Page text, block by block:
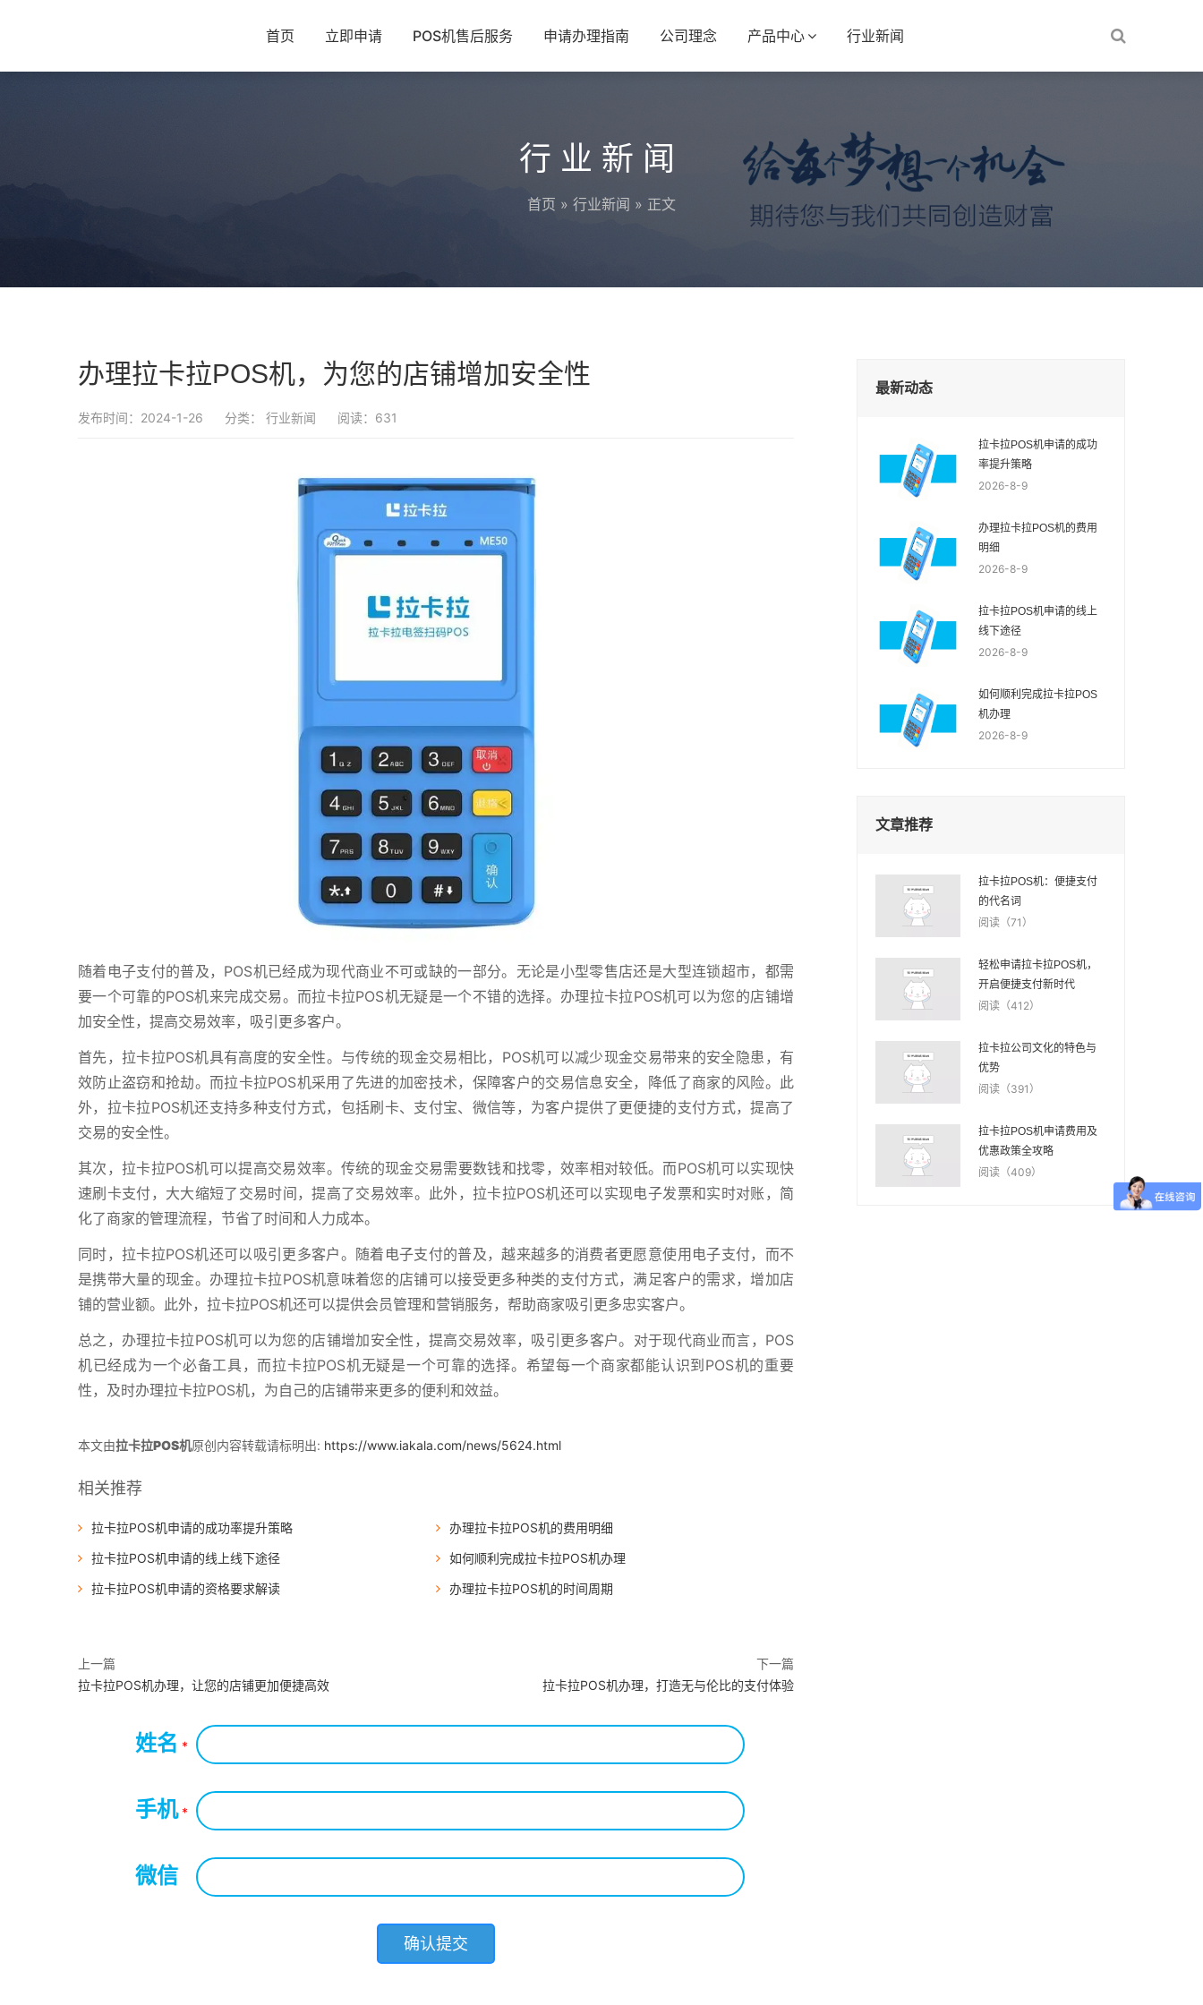
首页 立即申请 POS机售后服务 申请办理指南 公司理念 产品中心 行业新闻
行业新闻
首页 » 行业新闻 » 正文
办理拉卡拉POS机，为您的店铺增加安全性
发布时间：2024-1-26 分类： 行业新闻 阅读：631
随着电子支付的普及，POS机已经成为现代商业不可或缺的一部分。无论是小型零售店还是大型连锁超市，都需
要一个可靠的POS机来完成交易。而拉卡拉POS机无疑是一个不错的选择。办理拉卡拉POS机可以为您的店铺增
加安全性，提高交易效率，吸引更多客户。
首先，拉卡拉POS机具有高度的安全性。与传统的现金交易相比，POS机可以减少现金交易带来的安全隐患，有
效防止盗窃和抢劫。而拉卡拉POS机采用了先进的加密技术，保障客户的交易信息安全，降低了商家的风险。此
外，拉卡拉POS机还支持多种支付方式，包括刷卡、支付宝、微信等，为客户提供了更便捷的支付方式，提高了
交易的安全性。
其次，拉卡拉POS机可以提高交易效率。传统的现金交易需要数钱和找零，效率相对较低。而POS机可以实现快
速刷卡支付，大大缩短了交易时间，提高了交易效率。此外，拉卡拉POS机还可以实现电子发票和实时对账，简
化了商家的管理流程，节省了时间和人力成本。
同时，拉卡拉POS机还可以吸引更多客户。随着电子支付的普及，越来越多的消费者更愿意使用电子支付，而不
是携带大量的现金。办理拉卡拉POS机意味着您的店铺可以接受更多种类的支付方式，满足客户的需求，增加店
铺的营业额。此外，拉卡拉POS机还可以提供会员管理和营销服务，帮助商家吸引更多忠实客户。
总之，办理拉卡拉POS机可以为您的店铺增加安全性，提高交易效率，吸引更多客户。对于现代商业而言，POS
机已经成为一个必备工具，而拉卡拉POS机无疑是一个可靠的选择。希望每一个商家都能认识到POS机的重要
性，及时办理拉卡拉POS机，为自己的店铺带来更多的便利和效益。
本文由拉卡拉POS机原创内容转载请标明出: https://www.iakala.com/news/5624.html
相关推荐
拉卡拉POS机申请的成功率提升策略
办理拉卡拉POS机的费用明细
拉卡拉POS机申请的线上线下途径
如何顺利完成拉卡拉POS机办理
拉卡拉POS机申请的资格要求解读
办理拉卡拉POS机的时间周期
上一篇
拉卡拉POS机办理，让您的店铺更加便捷高效
下一篇
拉卡拉POS机办理，打造无与伦比的支付体验
姓名 *
手机*
微信
最新动态
拉卡拉POS机申请的成功
率提升策略
2026-8-9
办理拉卡拉POS机的费用
明细
2026-8-9
拉卡拉POS机申请的线上
线下途径
2026-8-9
如何顺利完成拉卡拉POS
机办理
2026-8-9
文章推荐
拉卡拉POS机：便捷支付
的代名词
阅读（71）
轻松申请拉卡拉POS机，
开启便捷支付新时代
阅读（412）
拉卡拉公司文化的特色与
优势
阅读（391）
拉卡拉POS机申请费用及
优惠政策全攻略
阅读（409）